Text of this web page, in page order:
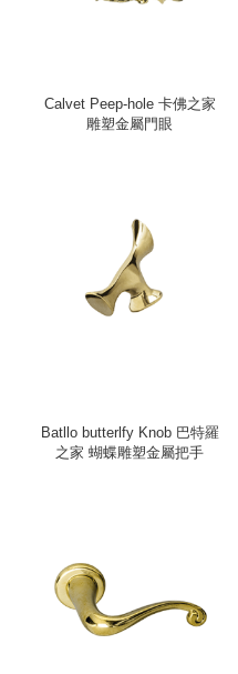
Calvet Peep-hole 卡佛之家
雕塑金屬門眼
Batllo butterlfy Knob 巴特羅
之家 蝴蝶雕塑金屬把手